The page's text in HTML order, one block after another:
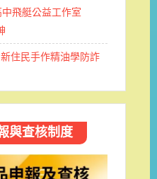
中飛艇公益工作室
住民手作精油學防詐
與查核制度